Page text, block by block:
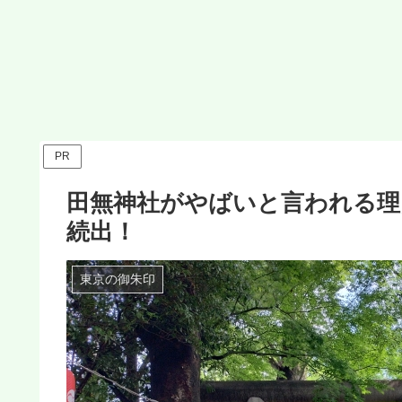
PR
田無神社がやばいと言われる
続出！
東京の御朱印